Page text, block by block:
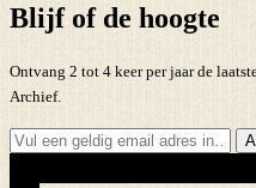
Blijf of de hoogte
Ontvang 2 tot 4 keer per jaar de
Archief.